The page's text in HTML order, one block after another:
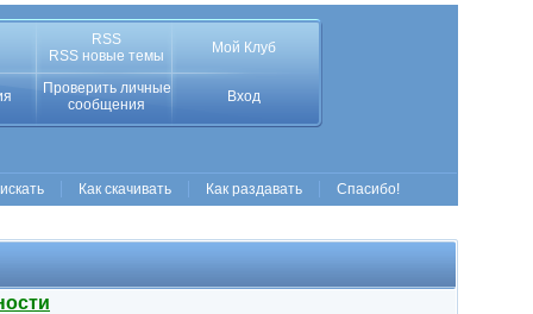
RSS
RSS новые темы
Мой Клуб
Проверить личные
сообщения
Вход
Как скачивать Как раздавать Спасибо!